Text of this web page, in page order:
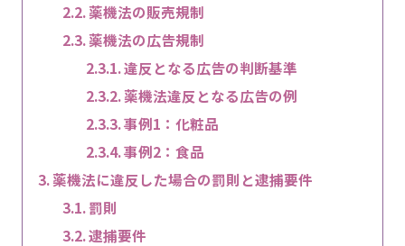
薬機法の販売規制
薬機法の広告規制
違反となる広告の判断基準
薬機法違反となる広告の例
事例1：化粧品
事例2：食品
薬機法に違反した場合の罰則と逮捕要件
罰則
逮捕要件